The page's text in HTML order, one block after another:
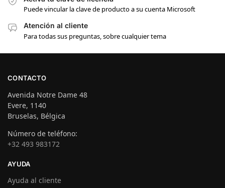
Puede vincular la clave de producto a su cuenta Microsoft
Atención al cliente
Para todas sus preguntas, sobre cualquier tema
CONTACTO
Avenida Notre Dame 48
Evere, 1140
Bruselas, Bélgica
Número de teléfono:
+32 493 983172
AYUDA
Ayuda al cliente